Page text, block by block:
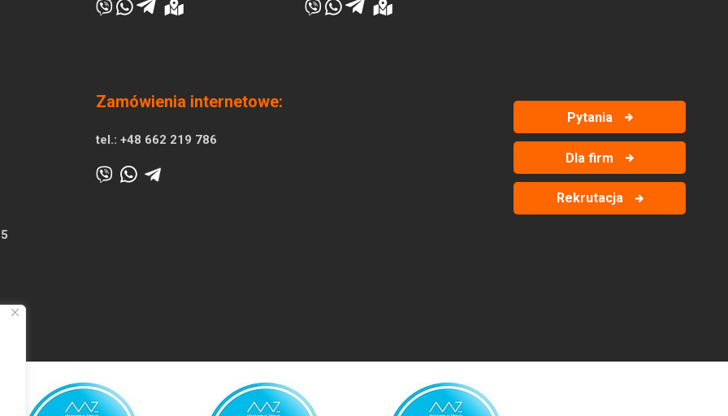
Zamówienia internetowe:
tel.: +48 662 219 786
Pytania
Dla firm
Rekrutacja